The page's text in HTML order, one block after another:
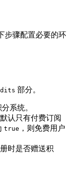
步骤配置必要的环
部分。
系统。
默认只有付费订阅
true ，则免费用户
册时是否赠送积